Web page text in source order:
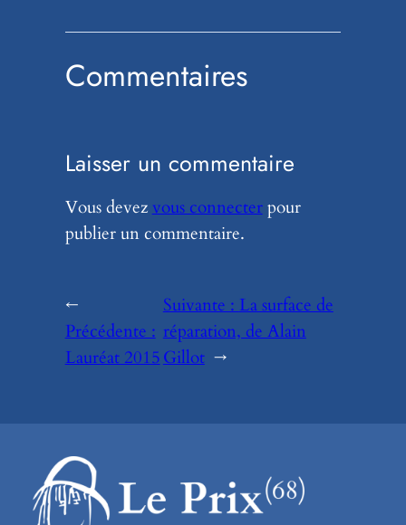
Commentaires
Laisser un commentaire
Vous devezvous connecterpour
publier un commentaire.
←
Précédente :
Lauréat 2015
Suivante : La surface de
réparation, de Alain
Gillot →